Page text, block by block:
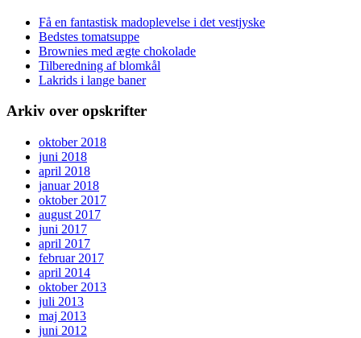
Få en fantastisk madoplevelse i det vestjyske
Bedstes tomatsuppe
Brownies med ægte chokolade
Tilberedning af blomkål
Lakrids i lange baner
Arkiv over opskrifter
oktober 2018
juni 2018
april 2018
januar 2018
oktober 2017
august 2017
juni 2017
april 2017
februar 2017
april 2014
oktober 2013
juli 2013
maj 2013
juni 2012